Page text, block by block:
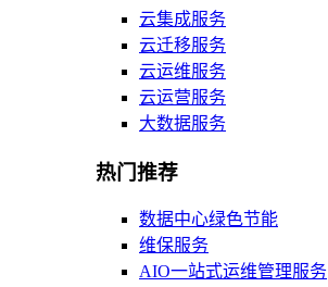
云集成服务
云迁移服务
云运维服务
云运营服务
大数据服务
热门推荐
数据中心绿色节能
维保服务
AIO一站式运维管理服务